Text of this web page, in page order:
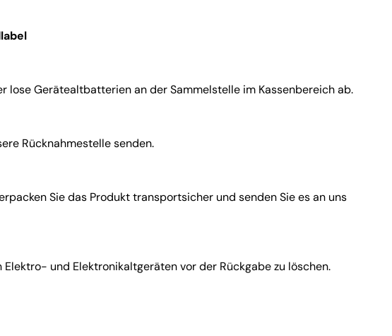
Gerätealtbatterien an der Sammelstelle im Kassenbereich ab.
Rücknahmestelle senden.
Sie das Produkt transportsicher und senden Sie es an uns
und Elektronikaltgeräten vor der Rückgabe zu löschen.